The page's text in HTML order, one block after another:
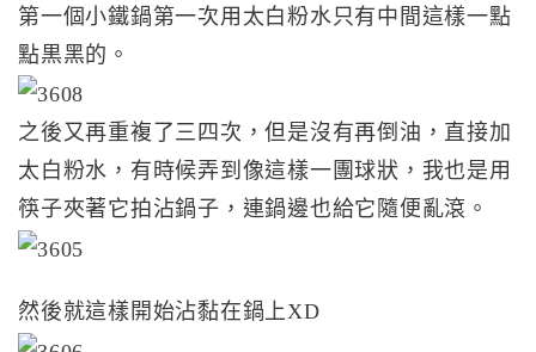
第一個小鐵鍋第一次用太白粉水只有中間這樣一點
點黒黑的。
之後又再重複了三四次，但是沒有再倒油，直接加
太白粉水，有時候弄到像這樣一團球狀，我也是用
筷子夾著它拍沾鍋子，連鍋邊也給它隨便亂滾。
然後就這樣開始沾黏在鍋上XD